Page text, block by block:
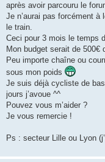
après avoir parcouru le
Je n’aurai pas forcément
le train.
Ceci pour 3 mois le temps
Mon budget serait de 500€
Peu importe chaîne ou
sous mon poids
Je suis déjà cycliste de
jours j’avoue ^^
Pouvez vous m’aider ?
Je vous remercie !
Ps : secteur Lille ou Lyon